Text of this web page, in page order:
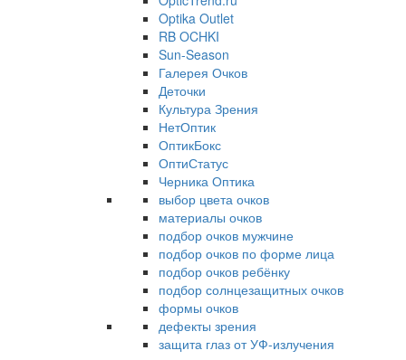
Optika Outlet
RB OCHKI
Sun-Season
Галерея Очков
Деточки
Культура Зрения
НетОптик
ОптикБокс
ОптиСтатус
Черника Оптика
выбор цвета очков
материалы очков
подбор очков мужчине
подбор очков по форме лица
подбор очков ребёнку
подбор солнцезащитных очков
формы очков
дефекты зрения
защита глаз от УФ-излучения